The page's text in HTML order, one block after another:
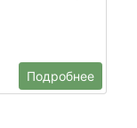
Подробнее